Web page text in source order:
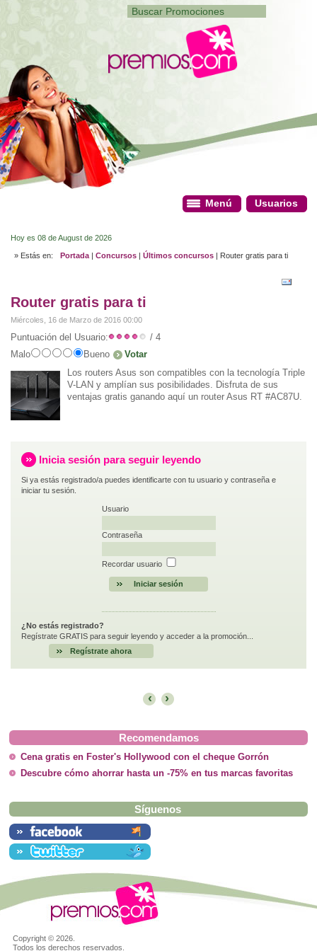
Menú
Menú Usuarios
Usuarios
Hoy es 08 de August de 2026
» Estás en: Portada | Concursos | Últimos concursos | Router gratis para ti
Router gratis para ti
Miércoles, 16 de Marzo de 2016 00:00
Puntuación del Usuario:
/ 4
Malo
Bueno
Los routers Asus son compatibles con la tecnología Triple
V-LAN y amplían sus posibilidades. Disfruta de sus
ventajas gratis ganando aquí un router Asus RT #AC87U.
Inicia sesión para seguir leyendo
Si ya estás registrado/a puedes identificarte con tu usuario y contraseña e
iniciar tu sesión.
Usuario
Contraseña
Recordar usuario
¿No estás registrado?
Regístrate GRATIS para seguir leyendo y acceder a la promoción...
Regístrate ahora
‹ ›
Recomendamos
Cena gratis en Foster's Hollywood con el cheque Gorrón
Descubre cómo ahorrar hasta un -75% en tus marcas favoritas
Síguenos
Copyright © 2026.
Todos los derechos reservados.